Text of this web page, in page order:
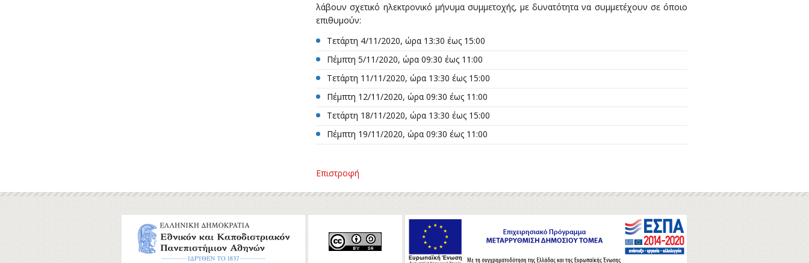
λάβουν σχετικό ηλεκτρονικό μήνυμα συμμετοχής, με δυνατότητα να συμμετέχουν σε όποιο
επιθυμούν:
Τετάρτη 4/11/2020, ώρα 13:30 έως 15:00
Πέμπτη 5/11/2020, ώρα 09:30 έως 11:00
Τετάρτη 11/11/2020, ώρα 13:30 έως 15:00
Πέμπτη 12/11/2020, ώρα 09:30 έως 11:00
Τετάρτη 18/11/2020, ώρα 13:30 έως 15:00
Πέμπτη 19/11/2020, ώρα 09:30 έως 11:00
Επιστροφή